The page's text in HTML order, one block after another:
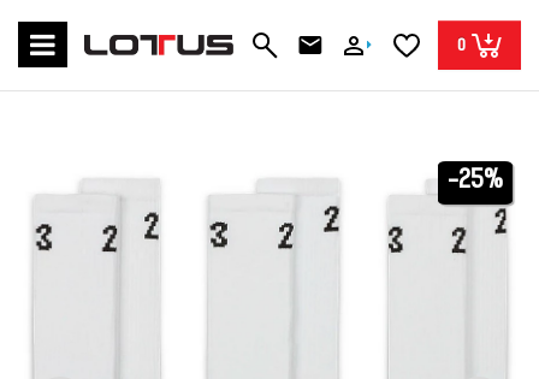
0
-25%